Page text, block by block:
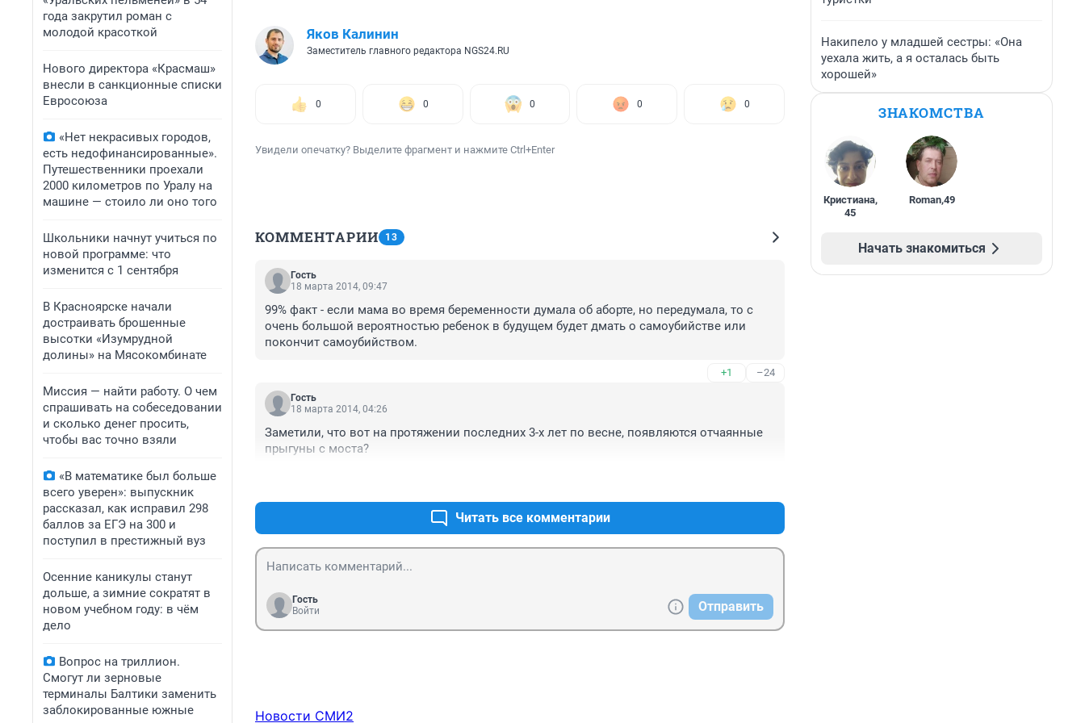
года закрутил роман с
молодой красоткой
Нового директора «Красмаш»
внесли в санкционные списки
Евросоюза
«Нет некрасивых городов,
есть недофинансированные».
Путешественники проехали
2000 километров по Уралу на
машине — стоило ли оно того
Школьники начнут учиться по
новой программе: что
изменится с 1 сентября
В Красноярске начали
достраивать брошенные
высотки «Изумрудной
долины» на Мясокомбинате
Миссия — найти работу. О чем
спрашивать на собеседовании
и сколько денег просить,
чтобы вас точно взяли
«В математике был больше
всего уверен»: выпускник
рассказал, как исправил 298
баллов за ЕГЭ на 300 и
поступил в престижный вуз
Осенние каникулы станут
дольше, а зимние сократят в
новом учебном году: в чём
дело
Вопрос на триллион.
Смогут ли зерновые
терминалы Балтики заменить
заблокированные южные
Яков Калинин
Заместитель главного редактора NGS24.RU
0 0 0 0 0
Увидели опечатку? Выделите фрагмент и нажмите Ctrl+Enter
КОММЕНТАРИИ 13
Гость
18 марта 2014, 09:47
99% факт - если мама во время беременности думала об аборте, но передумала, то с
очень большой вероятностью ребенок в будущем будет дмать о самоубийстве или
покончит самоубийством.
+1 –24
Гость
18 марта 2014, 04:26
Заметили, что вот на протяжении последних 3-х лет по весне, появляются отчаянные
прыгуны с моста?
Читать все комментарии
Гость
Войти
Отправить
Новости СМИ2
Накипело у младшей сестры: «Она
уехала жить, а я осталась быть
хорошей»
ЗНАКОМСТВА
Кристиана,
45
Roman,49
Начать знакомиться